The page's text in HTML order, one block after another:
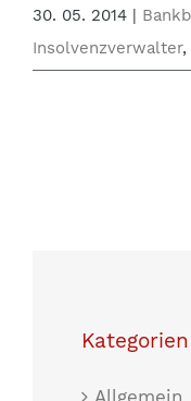
30. 05. 2014 |
Insolvenzverwalter,
Kategorien